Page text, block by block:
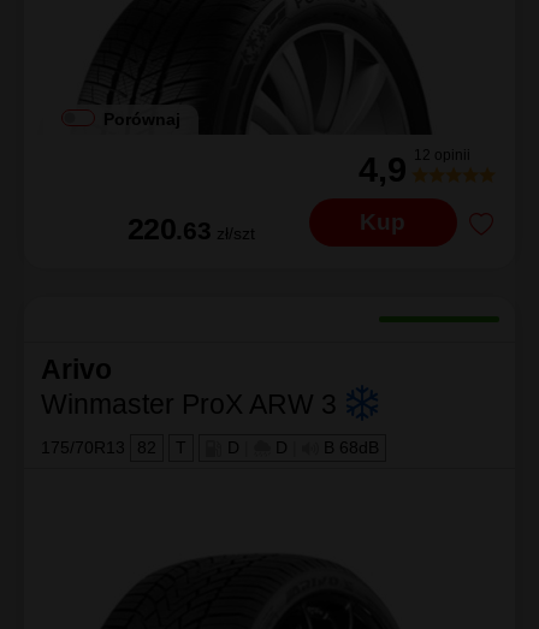
Porównaj
4,9 12 opinii
220.63 zł/szt Kup
Arivo
Winmaster ProX ARW 3
175/70R13 82 T D D B 68dB